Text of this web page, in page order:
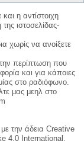
η αντίστοιχη
ιστοσελίδας-
χωρίς να ανοίξετε
την περίπτωση που
και για κάποιες
στο ραδιόφωνο.
μας μεηλ στο
την άδεια Creative
4.0 International,